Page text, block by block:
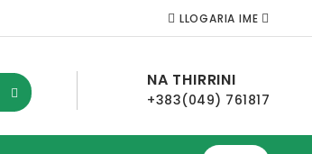
LLOGARIA IME
NA THIRRINI
+383(049) 761817